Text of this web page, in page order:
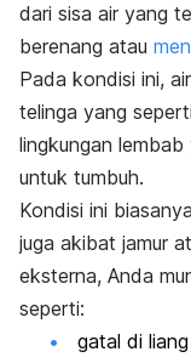
dari sisa air yang
berenang atau
Pada kondisi ini,
telinga yang
lingkungan
untuk tumbuh.
Kondisi ini
juga akibat jamur
eksterna, Anda
seperti:
gatal di